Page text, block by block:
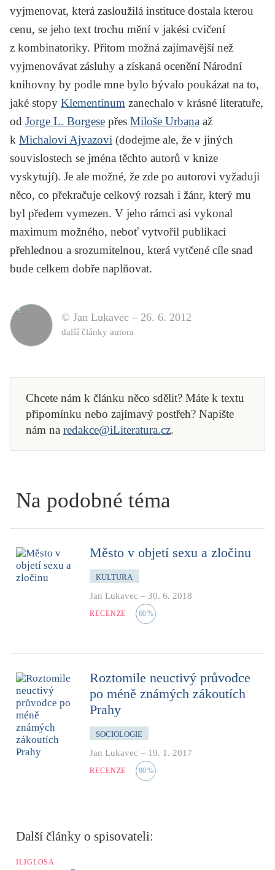
vyjmenovat, která zasloužilá instituce dostala kterou
cenu, se jeho text trochu mění v jakési cvičení
z kombinatoriky. Přitom možná zajímavější než
vyjmenovávat zásluhy a získaná ocenění Národní
knihovny by podle mne bylo bývalo poukázat na to,
jaké stopy Klementinum zanechalo v krásné literatuře,
od Jorge L. Borgese přes Miloše Urbana až
k Michalovi Ajvazovi (dodejme ale, že v jiných
souvislostech se jména těchto autorů v knize
vyskytují). Je ale možné, že zde po autorovi vyžaduji
něco, co překračuje celkový rozsah i žánr, který mu
byl předem vymezen. V jeho rámci asi vykonal
maximum možného, neboť vytvořil publikaci
přehlednou a srozumitelnou, která vytčené cíle snad
bude celkem dobře naplňovat.
© Jan Lukavec – 26. 6. 2012
další články autora
Chcete nám k článku něco sdělit? Máte k textu
připomínku nebo zajímavý postřeh? Napište
nám na redakce@iLiteratura.cz.
Na podobné téma
Město v objetí sexu a zločinu
KULTURA
Jan Lukavec – 30. 6. 2018
RECENZE 60%
Roztomile neuctivý průvodce
po méně známých zákoutích
Prahy
SOCIOLOGIE
Jan Lukavec – 19. 1. 2017
RECENZE 80%
Další články o spisovateli:
ILIGLOSA